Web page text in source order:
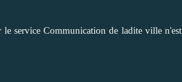
service Communication de ladite ville n'est